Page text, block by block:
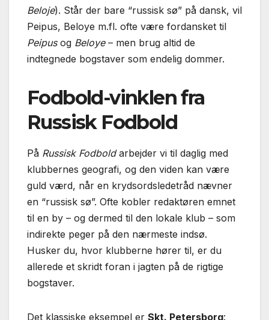
Beloje). Står der bare “russisk sø” på dansk, vil
Peipus, Beloye m.fl. ofte være fordansket til
Peipusog Beloye– men brug altid de
indtegnede bogstaver som endelig dommer.
Fodbold-vinklen fra
Russisk Fodbold
På Russisk Fodboldarbejder vi til daglig med
klubbernes geografi, og den viden kan være
guld værd, når en krydsordsledetråd nævner
en “russisk sø”. Ofte kobler redaktøren emnet
til en by – og dermed til den lokale klub – som
indirekte peger på den nærmeste indsø.
Husker du, hvor klubberne hører til, er du
allerede et skridt foran i jagten på de rigtige
bogstaver.
Det klassiske eksempel er Skt. Petersborg: